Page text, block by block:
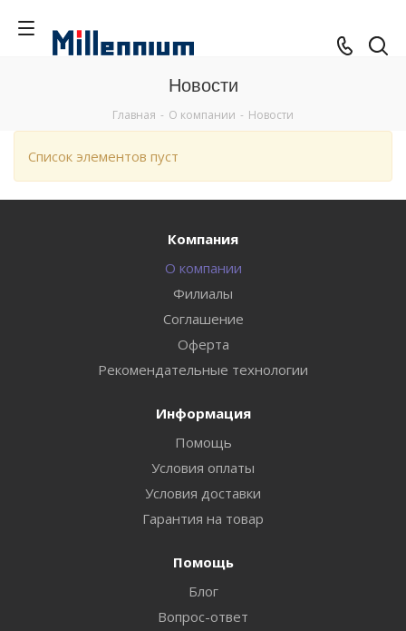
Новости
Главная - О компании - Новости
Список элементов пуст
Компания
О компании
Филиалы
Соглашение
Оферта
Рекомендательные технологии
Информация
Помощь
Условия оплаты
Условия доставки
Гарантия на товар
Помощь
Блог
Вопрос-ответ